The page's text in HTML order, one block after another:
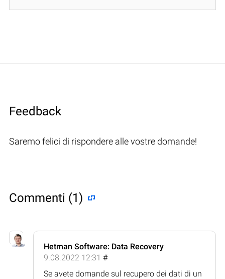
Feedback
Saremo felici di rispondere alle vostre domande!
Commenti (1)
Hetman Software: Data Recovery
9.08.2022 12:31 #
Se avete domande sul recupero dei dati di un